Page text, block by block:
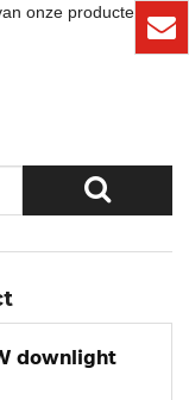
onze producten
downlight